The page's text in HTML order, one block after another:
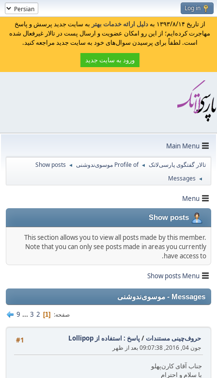
Log in
از تاریخ ۱۳۹۳/۸/۱۴ به دلیل ارائه خدمات بهتر به سایت جدید پرسش و پاسخ
مهاجرت کرده‌ایم؛ از این رو امکان عضویت و ارسال پست در تالار غیرفعال شده
است. لطفاً برای پرسیدن سوال‌های خود به سایت جدید مراجعه کنید.
ورود به سایت جدید
Main Menu
تالار گفتگوی پارسی‌لاتک ◄ Profile of موسوی‌ندوشنی ◄
Show posts
◄
Messages
Menu
Show posts
This section allows you to view all posts made by this member.
Note that you can only see posts made in areas you currently
have access to.
Show posts Menu
Messages - موسوی‌ندوشنی
صفحه 1
2
3
...
9
#1 حروف‌چینی مستندات/ پاسخ : استفاده از Lollipop
جون 04, 2016, 09:07:38 بعد از ظهر
جناب آقای کارن‌پهلو
با سلام و احترام